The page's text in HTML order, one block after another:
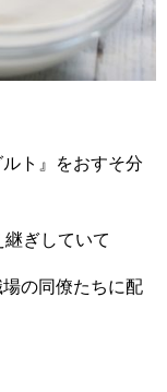
ト』をおすそ分
ぎしていて
の同僚たちに配